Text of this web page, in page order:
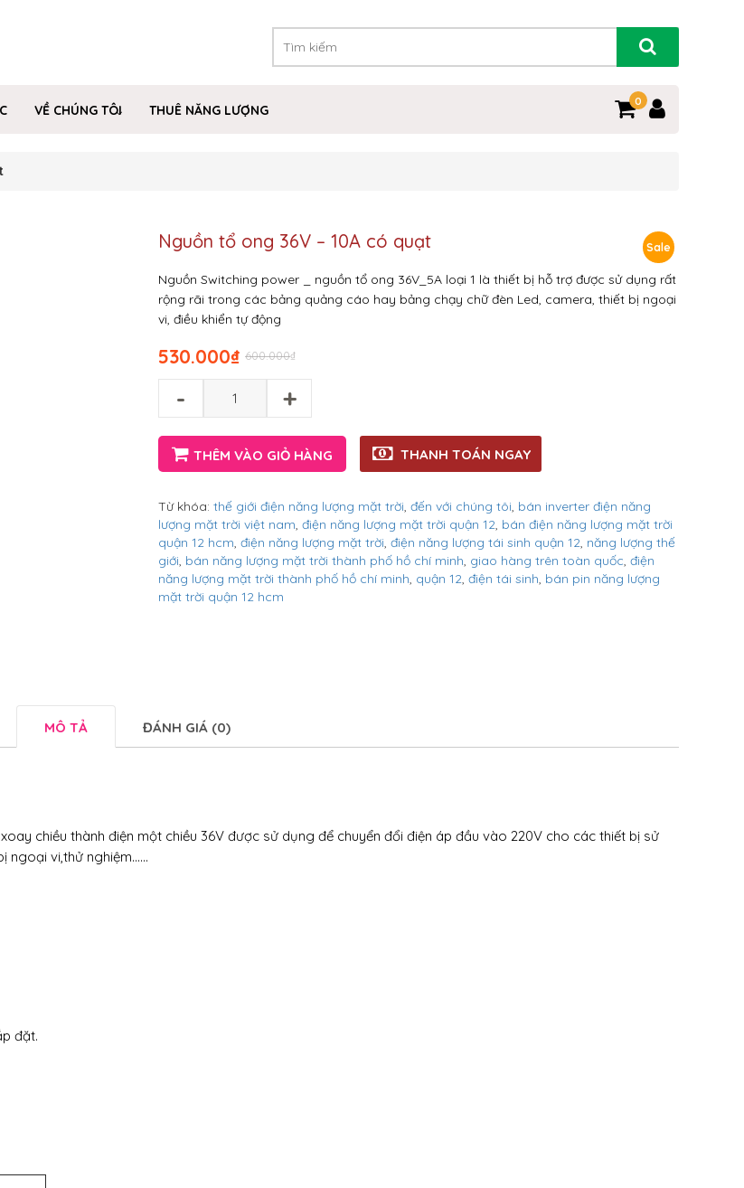
VỀ CHÚNG TÔI THUÊ NĂNG LƯỢNG
0
Sale
Nguồn tổ ong 36V – 10A có quạt
Nguồn Switching power _ nguồn tổ ong 36V_5A loại 1 là thiết bị hỗ trợ được sử dụng rất
rộng rãi trong các bảng quảng cáo hay bảng chạy chữ đèn Led, camera, thiết bị ngoại
vi, điều khiển tự động
₫
600.000
₫
530.000
- +
THÊM VÀO GIỎ HÀNG THANH TOÁN NGAY
Từ khóa: thế giới điện năng lượng mặt trời, đến với chúng tôi, bán inverter điện năng
lượng mặt trời việt nam, điện năng lượng mặt trời quận 12, bán điện năng lượng mặt trời
quận 12 hcm, điện năng lượng mặt trời, điện năng lượng tái sinh quận 12, năng lượng thế
giới, bán năng lượng mặt trời thành phố hồ chí minh, giao hàng trên toàn quốc, điện
năng lượng mặt trời thành phố hồ chí minh, quận 12, điện tái sinh, bán pin năng lượng
mặt trời quận 12 hcm
MÔ TẢ ĐÁNH GIÁ (0)
chiều thành điện một chiều 36V được sử dụng để chuyển đổi điện áp đầu vào 220V cho các thiết bị sử
ngoại vi,thử nghiệm……
đặt.